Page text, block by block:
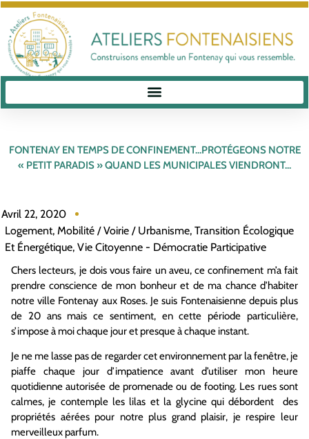
FONTENAY EN TEMPS DE CONFINEMENT…PROTÉGEONS NOTRE
« PETIT PARADIS » QUAND LES MUNICIPALES VIENDRONT…
Avril 22, 2020
Logement, Mobilité / Voirie / Urbanisme, Transition Écologique
Et Énergétique, Vie Citoyenne - Démocratie Participative
Chers lecteurs, je dois vous faire un aveu, ce confinement m’a fait
prendre conscience de mon bonheur et de ma chance d’habiter
notre ville Fontenay aux Roses. Je suis Fontenaisienne depuis plus
de 20 ans mais ce sentiment, en cette période particulière,
s’impose à moi chaque jour et presque à chaque instant.
Je ne me lasse pas de regarder cet environnement par la fenêtre, je
piaffe chaque jour d’impatience avant d’utiliser mon heure
quotidienne autorisée de promenade ou de footing. Les rues sont
calmes, je contemple les lilas et la glycine qui débordent des
propriétés aérées pour notre plus grand plaisir, je respire leur
merveilleux parfum.